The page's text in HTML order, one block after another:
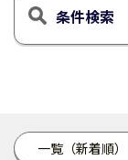
一覧（新着順）
条件検索